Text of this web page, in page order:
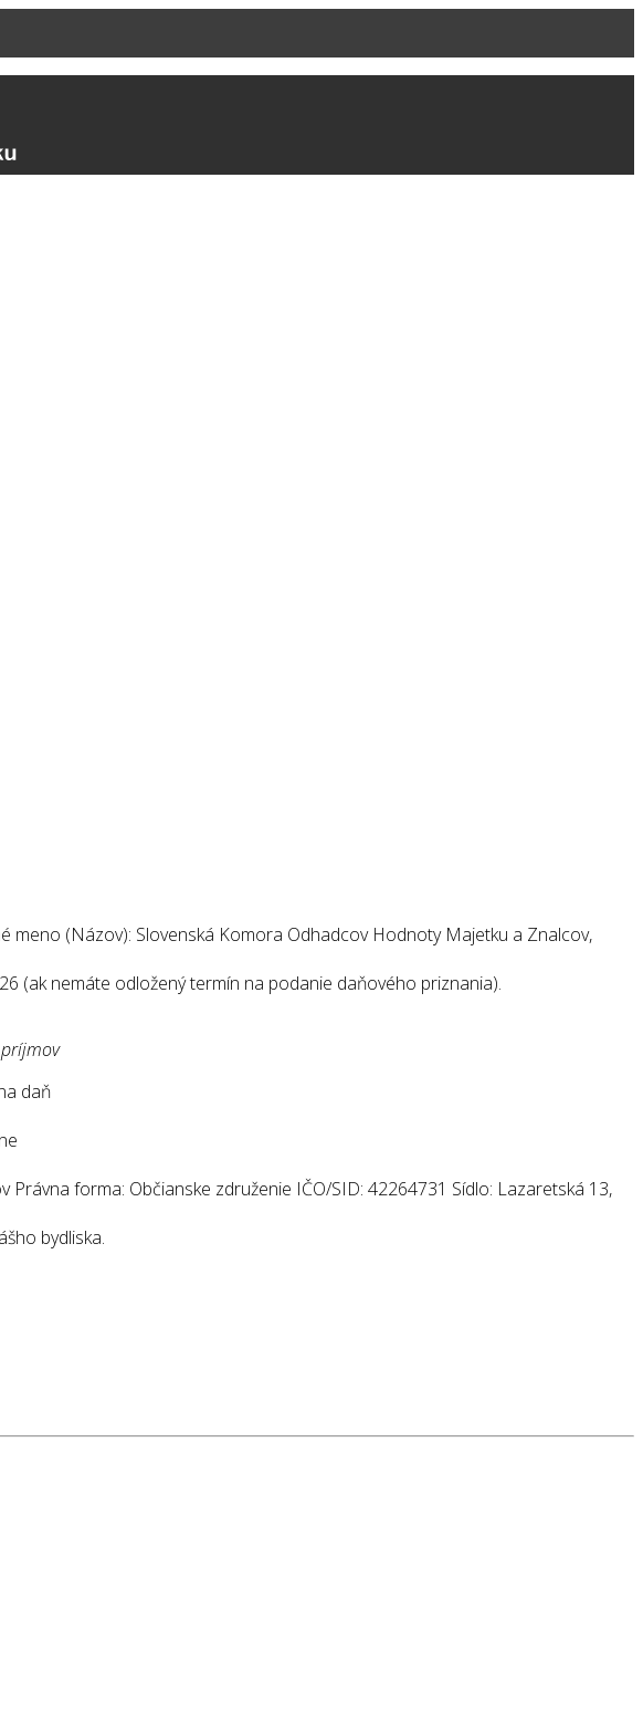
meno (Názov): Slovenská Komora Odhadcov Hodnoty Majetku a Znalcov,
(ak nemáte odložený termín na podanie daňového priznania).
daň
forma: Občianske združenie IČO/SID: 42264731 Sídlo: Lazaretská 13,
bydliska.